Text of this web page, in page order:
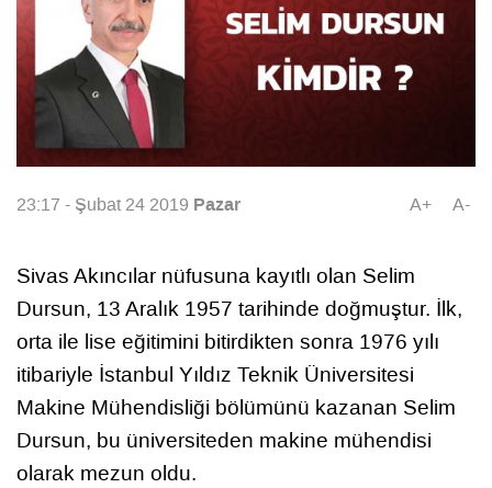
23:17 - Şubat 24 2019 Pazar A+ A-
Sivas Akıncılar nüfusuna kayıtlı olan Selim
Dursun, 13 Aralık 1957 tarihinde doğmuştur. İlk,
orta ile lise eğitimini bitirdikten sonra 1976 yılı
itibariyle İstanbul Yıldız Teknik Üniversitesi
Makine Mühendisliği bölümünü kazanan Selim
Dursun, bu üniversiteden makine mühendisi
olarak mezun oldu.